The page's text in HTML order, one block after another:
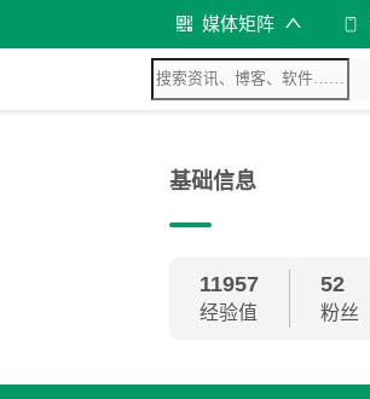
媒体矩阵
基础信息
11957
经验值
52
粉丝